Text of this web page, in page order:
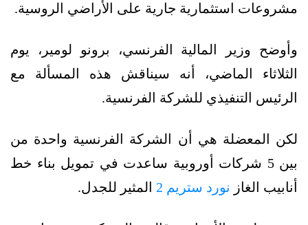
مشروعات استثمارية جارية على الأراضي الروسية.
وأوضح وزير المالية الفرنسي، برونو لومير، يوم
الثلاثاء الماضي، أنه سيناقش هذه المسألة مع
الرئيس التنفيذي للشركة الفرنسية.
لكن المعضلة هي أن الشركة الفرنسية واحدة من
بين 5 شركات أوروبية ساعدت في تمويل بناء خط
أنابيب الغاز نورد ستريم 2 المثير للجدل.